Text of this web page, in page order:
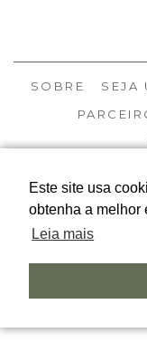
Este site usa
obtenha a melhor
Leia mais
SOBRE SEJA
ACOMPANHE